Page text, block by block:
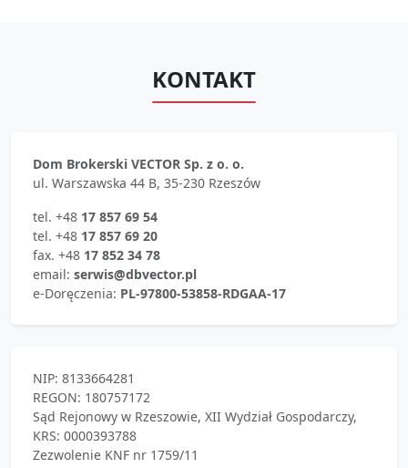
KONTAKT
Dom Brokerski VECTOR Sp. z o. o.
ul. Warszawska 44 B, 35-230 Rzeszów
tel. +48 17 857 69 54
tel. +48 17 857 69 20
fax. +48 17 852 34 78
email: serwis@dbvector.pl
e-Doręczenia: PL-97800-53858-RDGAA-17
NIP: 8133664281
REGON: 180757172
Sąd Rejonowy w Rzeszowie, XII Wydział Gospodarczy,
KRS: 0000393788
Zezwolenie KNF nr 1759/11